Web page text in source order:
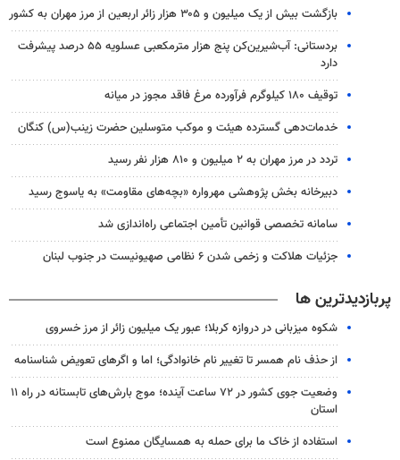
بازگشت بیش از یک میلیون و ۳۰۵ هزار زائر اربعین از مرز مهران به کشور
بردستانی: آب‌شیرین‌کن پنج هزار مترمکعبی عسلویه ۵۵ درصد پیشرفت
دارد
توقیف ۱۸۰ کیلوگرم فرآورده مرغ فاقد مجوز در میانه
خدمات‌دهی گسترده هیئت و موکب متوسلین حضرت زینب(س) کنگان
تردد در مرز مهران به ۲ میلیون و ۸۱۰ هزار نفر رسید
دبیرخانه بخش پژوهشی مهرواره «بچه‌های مقاومت» به یاسوج رسید
سامانه تخصصی قوانین تأمین اجتماعی راه‌اندازی شد
جزئیات هلاکت و زخمی شدن ۶ نظامی صهیونیست در جنوب لبنان
پربازدیدترین ها
شکوه میزبانی در دروازه کربلا؛ عبور یک میلیون زائر از مرز خسروی
از حذف نام همسر تا تغییر نام خانوادگی؛ اما و اگرهای تعویض شناسنامه
وضعیت جوی کشور در ۷۲ ساعت آینده؛ موج بارش‌های تابستانه در راه ۱۱
استان
استفاده از خاک ما برای حمله به همسایگان ممنوع است